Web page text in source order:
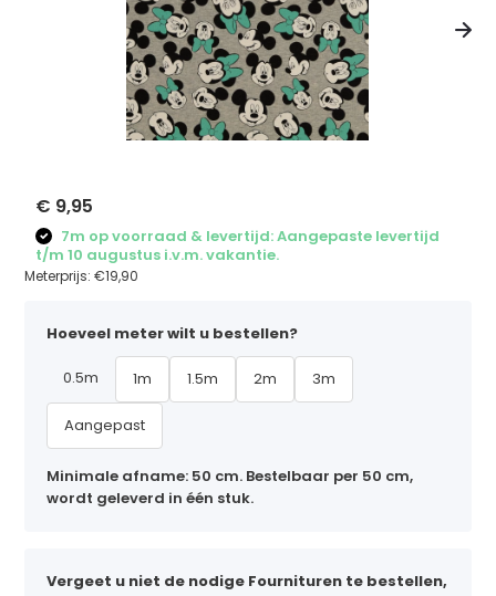
€ 9,95
7m op voorraad & levertijd: Aangepaste levertijd
t/m 10 augustus i.v.m. vakantie.
Meterprijs:€19,90
Hoeveel meter wilt u bestellen?
0.5m 1m 1.5m 2m 3m
Aangepast
Minimale afname: 50 cm. Bestelbaar per 50 cm,
wordt geleverd in één stuk.
Vergeet u niet de nodige Fournituren te bestellen,